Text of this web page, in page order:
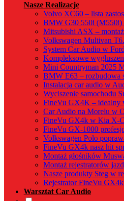
Nasze Realizacje
Volvo XC60 – lista
BMW G30 550i (M550i)
Mitsubishi ASX –
Volkswagen Multivan
System Car Audio w
Kompleksowe
Mini Countryman 2025
BMW E63 – rozbudowa
Instalacja car audio w
Wyciszenie samochodu
FineVu GX4K – idealny
Car Audio na Morelu w
FineVu GX4k w Kia X-
FineVu GX-1000
Volkswagen Polo
FineVu GX4k nasz hit
Montaż głośników
Montaż rejestratorów
Nasze produkty Steg w
Rejestrator FineVu
Warsztat Car Audio